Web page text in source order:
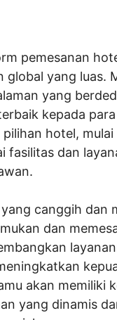
pemesanan
yang luas.
yang
kepada
hotel,
fasilitas dan
canggih dan
dan
akan memiliki
yang dinamis